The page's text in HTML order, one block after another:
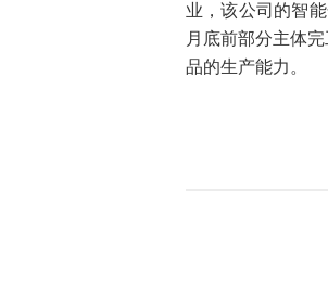
业，该公司的智
月底前部分主体
品的生产能力。